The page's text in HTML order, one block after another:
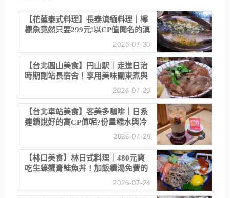
【花蓮泰式料理】長泰滇緬料理｜檸
檬魚竟然只要299元!以CP值聞名的滇
2026-07-30
【台北圓山美食】円山駅｜走進日治
時期副站長宿舍！享用美味關東煮與
2026-07-29
【台北車站美食】客美多咖啡｜日系
連鎖說好的高CP值呢?份量縮水與冷
2026-07-29
【林口美食】林日式料理｜480元爽
吃生蠔蟹膏鮭魚丼！加飯續湯免費的
2026-07-24